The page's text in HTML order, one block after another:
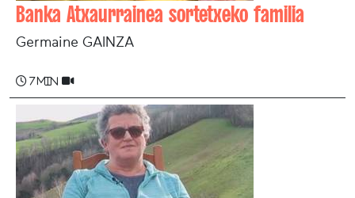
Banka Atxaurrainea sortetxeko familia
Germaine GAINZA
7 min